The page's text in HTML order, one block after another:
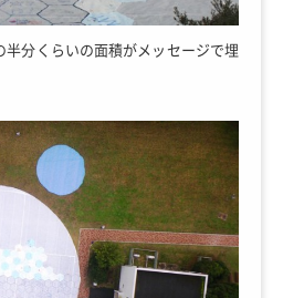
分くらいの面積がメッセージで埋